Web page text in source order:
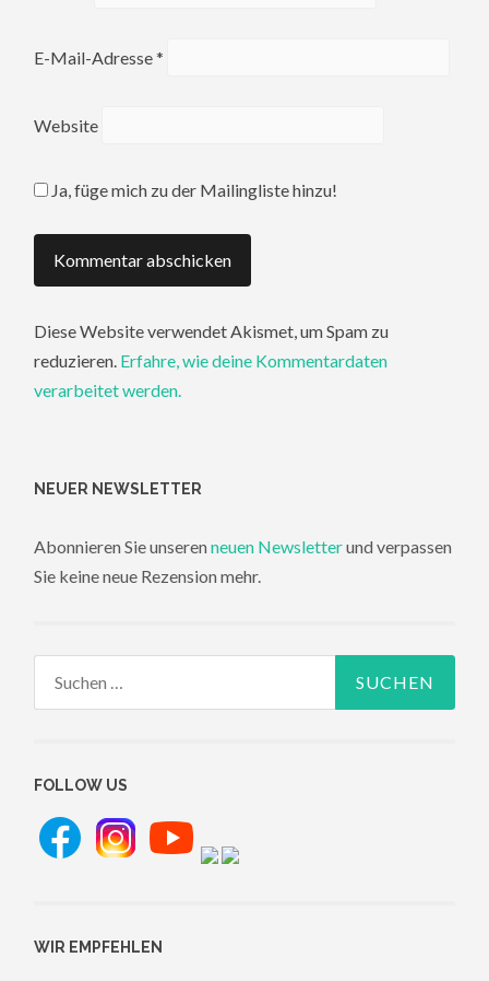
E-Mail-Adresse*
Website
Ja, füge mich zu der Mailingliste hinzu!
Diese Website verwendet Akismet, um Spam zu
reduzieren. Erfahre, wie deine Kommentardaten
verarbeitet werden.
NEUER NEWSLETTER
Abonnieren Sie unserenneuen Newsletterund verpassen
Sie keine neue Rezension mehr.
FOLLOW US
WIR EMPFEHLEN